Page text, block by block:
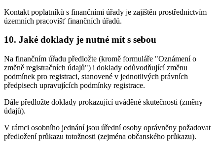
Kontakt poplatníků s finančními úřady je zajištěn prostřednictvím
územních pracovišť finančních úřadů.
10. Jaké doklady je nutné mít s sebou
Na finančním úřadu předložte (kromě formuláře "Oznámení o
změně registračních údajů") i doklady odůvodňující změnu
podmínek pro registraci, stanovené v jednotlivých právních
předpisech upravujících podmínky registrace.
Dále předložte doklady prokazující uváděné skutečnosti (změny
údajů).
V rámci osobního jednání jsou úřední osoby oprávněny požadovat
předložení průkazu totožnosti (zejména občanského průkazu).